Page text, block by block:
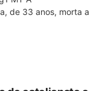
de 33 anos, morta a